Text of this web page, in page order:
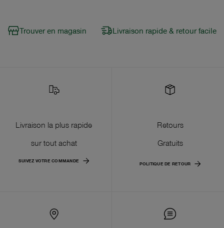
Trouver en magasin Livraison rapide & retour facile
Livraison la plus rapide
sur tout achat
SUIVEZ VOTRE COMMANDE
Retours
Gratuits
POLITIQUE DE RETOUR